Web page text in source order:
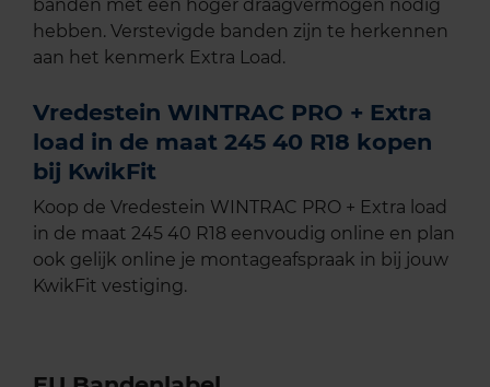
banden met een hoger draagvermogen nodig
hebben. Verstevigde banden zijn te herkennen
aan het kenmerk Extra Load.
Vredestein WINTRAC PRO + Extra
load in de maat 245 40 R18 kopen
bij KwikFit
Koop de Vredestein WINTRAC PRO + Extra load
in de maat 245 40 R18 eenvoudig online en plan
ook gelijk online je montageafspraak in bij jouw
KwikFit vestiging.